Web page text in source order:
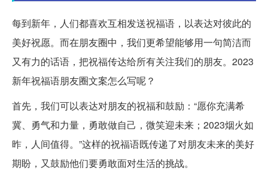
每到新年，人们都喜欢互相发送祝福语，以表达对彼此的
美好祝愿。而在朋友圈中，我们更希望能够用一句简洁而
又有力的话语，把祝福传达给所有关注我们的朋友。2023
新年祝福语朋友圈文案怎么写呢？
首先，我们可以表达对朋友的祝福和鼓励：“愿你充满希
冀、勇气和力量，勇敢做自己，微笑迎未来；2023烟火如
昨，人间值得。”这样的祝福语既传递了对朋友未来的美好
期盼，又鼓励他们要勇敢面对生活的挑战。